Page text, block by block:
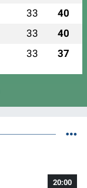
33 40
33 40
33 37
20:00